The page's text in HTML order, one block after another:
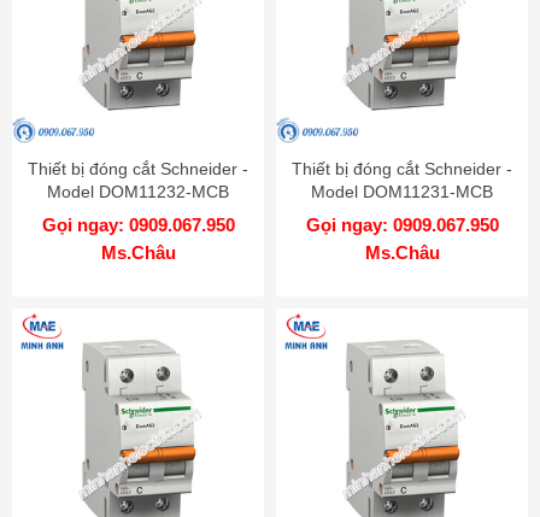
Thiết bị đóng cắt Schneider -
Model DOM11232-MCB
Gọi ngay: 0909.067.950
Ms.Châu
Thiết bị đóng cắt Schneider -
Model DOM11231-MCB
Gọi ngay: 0909.067.950
Ms.Châu